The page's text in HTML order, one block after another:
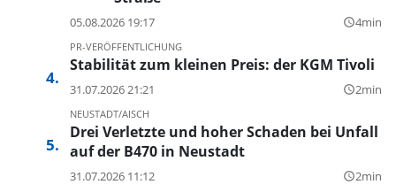
05.08.2026 19:17 query_builder4min
PR-VERÖFFENTLICHUNG
Stabilität zum kleinen Preis: der KGM Tivoli
31.07.2026 21:21 query_builder2min
NEUSTADT/AISCH
Drei Verletzte und hoher Schaden bei Unfall
auf der B470 in Neustadt
31.07.2026 11:12 query_builder2min